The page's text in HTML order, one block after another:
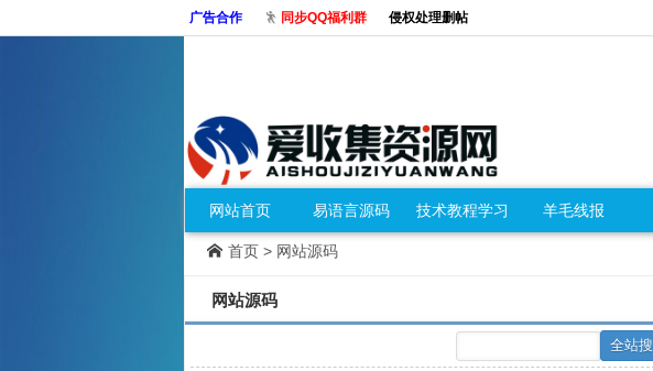
广告合作 同步QQ福利群 侵权处理删帖
网站首页 易语言源码 技术教程学习 羊毛线报
首页 > 网站源码
网站源码